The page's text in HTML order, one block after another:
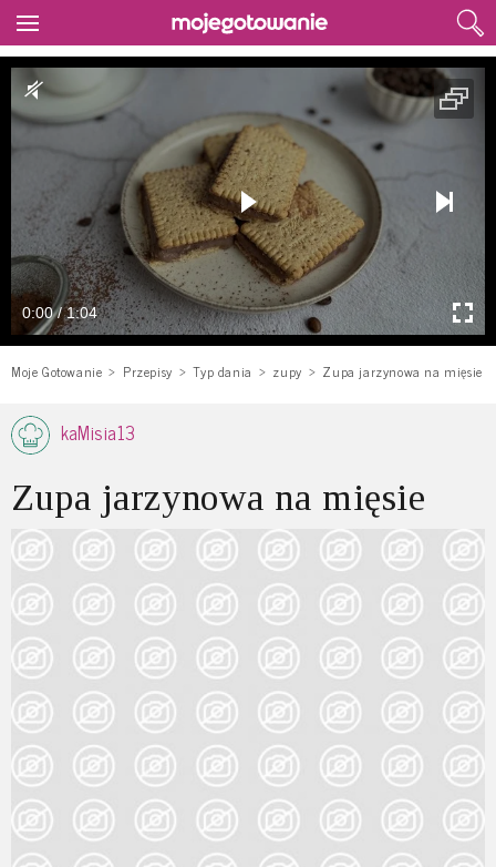
0:00 / 1:04
Moje Gotowanie Przepisy Typ dania zupy Zupa jarzynowa na mięsie
kaMisia13
Zupa jarzynowa na mięsie